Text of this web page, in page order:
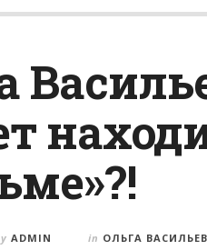
ADMIN in ОЛЬГА